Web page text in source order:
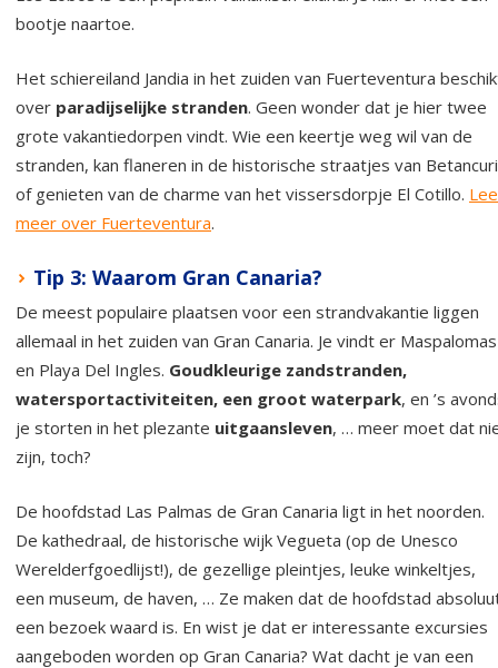
bootje naartoe.
Het schiereiland Jandia in het zuiden van Fuerteventura
over paradijselijke stranden. Geen wonder dat je hier twee
grote vakantiedorpen vindt. Wie een keertje weg wil van de
stranden, kan flaneren in de historische straatjes van
of genieten van de charme van het vissersdorpje El Cotillo.
meer over Fuerteventura.
Tip 3: Waarom Gran Canaria?
De meest populaire plaatsen voor een strandvakantie liggen
allemaal in het zuiden van Gran Canaria. Je vindt er Maspalomas
en Playa Del Ingles. Goudkleurige zandstranden,
watersportactiviteiten, een groot waterpark, en ’s
je storten in het plezante uitgaansleven, … meer moet dat
zijn, toch?
De hoofdstad Las Palmas de Gran Canaria ligt in het noorden.
De kathedraal, de historische wijk Vegueta (op de Unesco
Werelderfgoedlijst!), de gezellige pleintjes, leuke winkeltjes,
een museum, de haven, … Ze maken dat de hoofdstad
een bezoek waard is. En wist je dat er interessante excursies
aangeboden worden op Gran Canaria? Wat dacht je van een